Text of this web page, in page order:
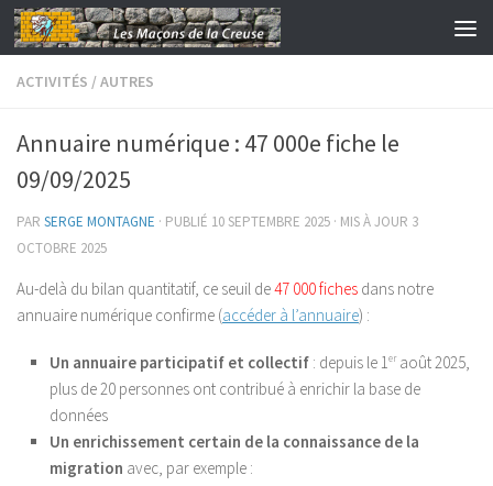
Skip to content
ACTIVITÉS /AUTRES
Annuaire numérique : 47 000e fiche le
09/09/2025
PAR SERGE MONTAGNE · PUBLIÉ 10 SEPTEMBRE 2025 · MIS À JOUR 3
OCTOBRE 2025
Au-delà du bilan quantitatif, ce seuil de47 000 fiches dans notre
annuaire numérique confirme (accéder à l’annuaire) :
Un annuaire participatif et collectif : depuis le 1eraoût 2025,
plus de 20 personnes ont contribué à enrichir la base de
données
Un enrichissement certain de la connaissance de la
migration avec, par exemple :